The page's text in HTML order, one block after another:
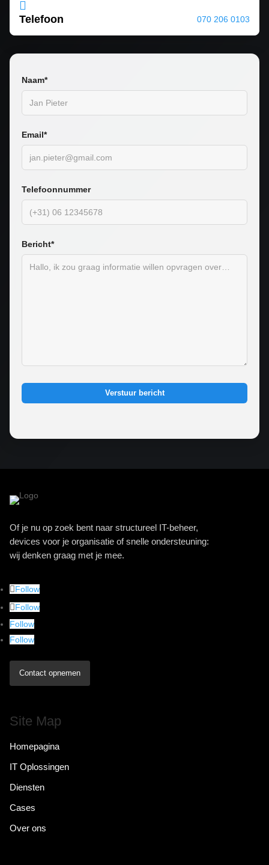
Naam*
Email*
Telefoonnummer
Bericht*
Verstuur bericht

Telefoon 070 206 0103
Of je nu op zoek bent naar structureel IT-beheer,
devices voor je organisatie of snelle ondersteuning:
wij denken graag met je mee.
Follow
Follow
Follow
Follow
Contact opnemen
Site Map
Homepagina
IT Oplossingen
Diensten
Cases
Over ons